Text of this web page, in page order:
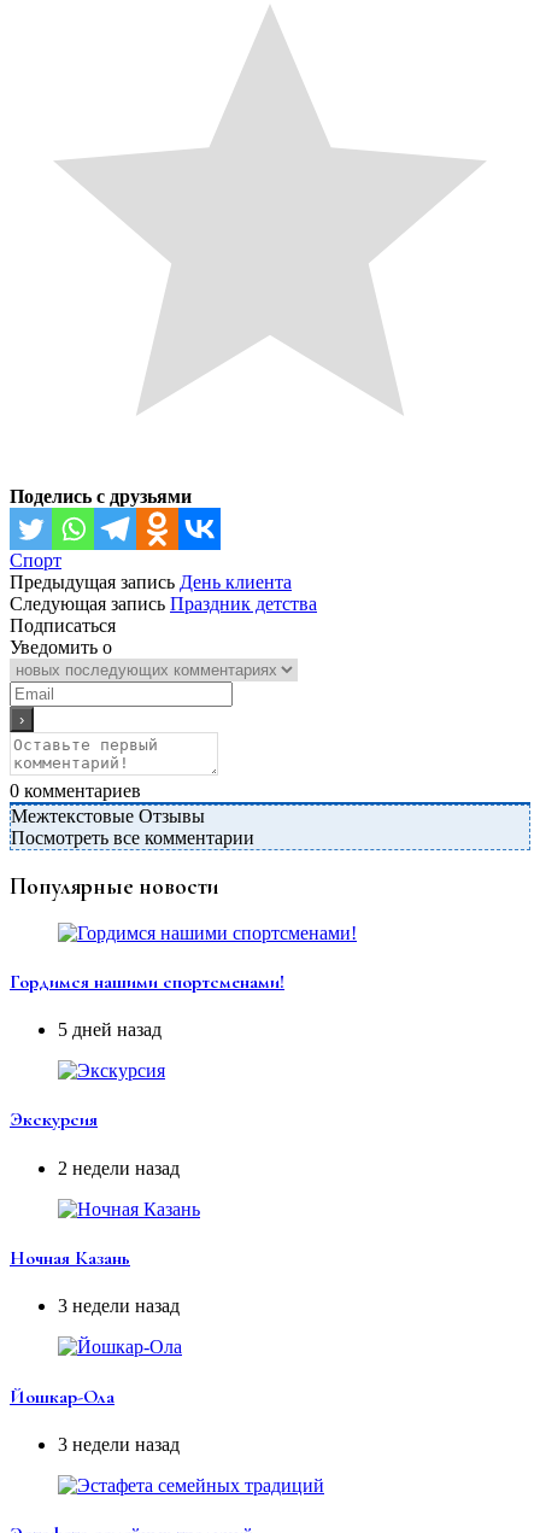
Поделись с друзьями
Спорт
Предыдущая запись День клиента
Следующая запись Праздник детства
Подписаться
Уведомить о
0 комментариев
Межтекстовые Отзывы
Посмотреть все комментарии
Популярные новости
Гордимся нашими спортсменами!
5 дней назад
Экскурсия
2 недели назад
Ночная Казань
3 недели назад
Йошкар-Ола
3 недели назад